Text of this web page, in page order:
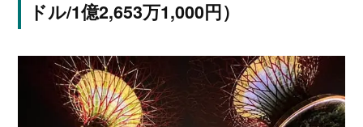
ドル/1億2,653万1,000円）